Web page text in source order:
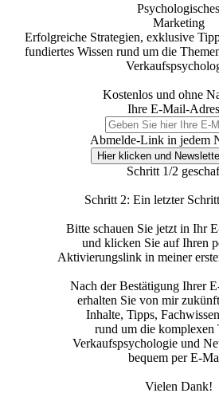
Psychologisches
Marketing
Erfolgreiche Strategien, exklusive
fundiertes Wissen rund um die
Kostenlos und ohne
Ihre E-Mail-
Abmelde-Link in jedem
Hier klicken und
Schritt 1/2
Schritt 2: Ein letzter
Bitte schauen Sie jetzt in Ihr
und klicken Sie auf Ihren
Aktivierungslink in meiner
Nach der Bestätigung Ihrer
erhalten Sie von mir
Inhalte, Tipps,
rund um die komplexen
Verkaufspsychologie und
bequem per E-
Vielen Dank!